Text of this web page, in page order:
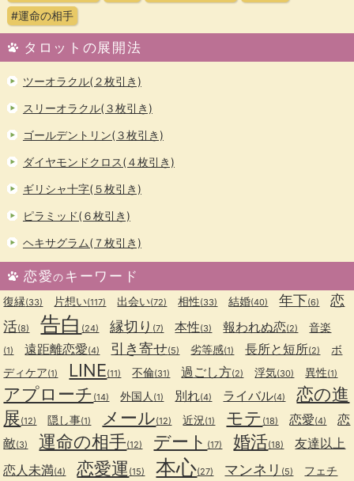
#運命の相手
タロットの展開法
ツーオラクル(２枚引き)
スリーオラクル(３枚引き)
ゴールデントリン(３枚引き)
ダイヤモンドクロス(４枚引き)
ギリシャ十字(５枚引き)
ピラミッド(６枚引き)
ヘキサグラム(７枚引き)
恋愛のキーワード
復縁(33) 片想い(117) 出会い(72) 相性(33) 結婚(40) 年下(6)
恋
活(8) 告白 (24) 縁切り (7) 本性(3) 報われぬ恋(2) 音楽
(1) 遠距離恋愛(4) 引き寄せ(5) 劣等感(1) 長所と短所(2)
ボ
ディケア(1) LINE(11) 不倫(31) 過ごし方(2) 浮気(30) 異性(1)
アプローチ (14) 外国人 (1) 別れ(4) ライバル(4)
恋の進
展(12) 隠し事(1) メール(12) 近況 (1) モテ (18) 恋愛(4)
恋
敵(3) 運命の相手(12) デート (17) 婚活(18)
友達以上
恋人未満(4) 恋愛運 (15) 本心(27) マンネリ (5) フェチ